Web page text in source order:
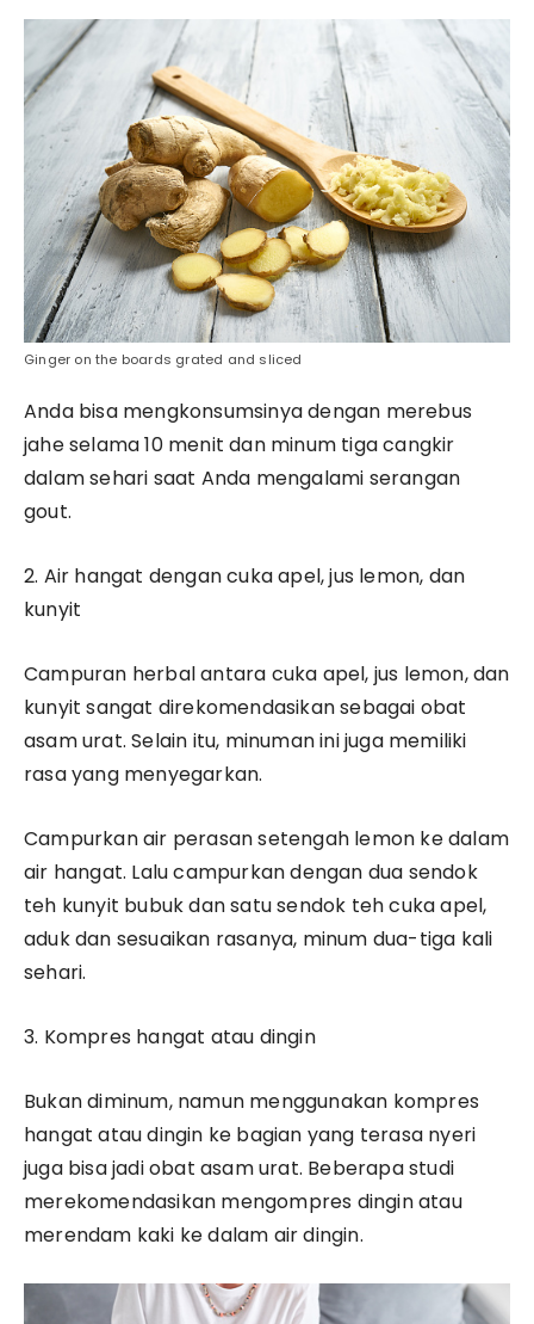
Ginger on the boards grated and sliced
Anda bisa mengkonsumsinya dengan merebus
jahe selama 10 menit dan minum tiga cangkir
dalam sehari saat Anda mengalami serangan
gout.
2. Air hangat dengan cuka apel, jus lemon, dan
kunyit
Campuran herbal antara cuka apel, jus lemon, dan
kunyit sangat direkomendasikan sebagai obat
asam urat. Selain itu, minuman ini juga memiliki
rasa yang menyegarkan.
Campurkan air perasan setengah lemon ke dalam
air hangat. Lalu campurkan dengan dua sendok
teh kunyit bubuk dan satu sendok teh cuka apel,
aduk dan sesuaikan rasanya, minum dua-tiga kali
sehari.
3. Kompres hangat atau dingin
Bukan diminum, namun menggunakan kompres
hangat atau dingin ke bagian yang terasa nyeri
juga bisa jadi obat asam urat. Beberapa studi
merekomendasikan mengompres dingin atau
merendam kaki ke dalam air dingin.